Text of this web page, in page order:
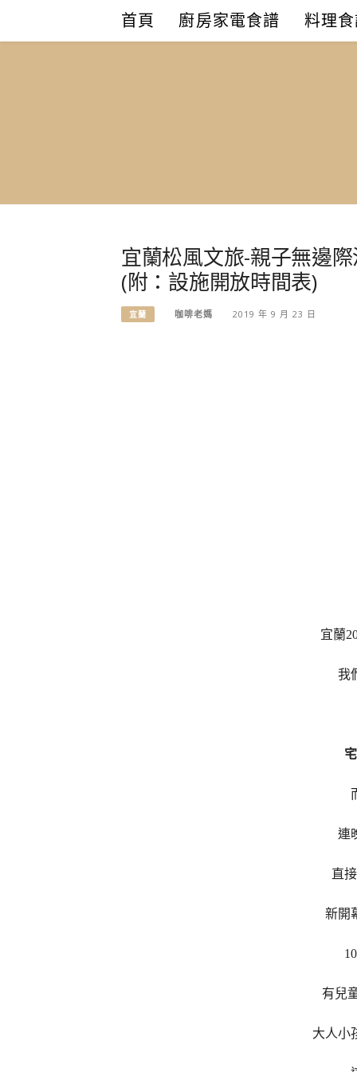
content
首頁 廚房家電食譜 料理
宜蘭松風文旅-親子無邊
(附：設施開放時間表)
宜蘭 咖啡老媽 2019 年 9 月 23 日
宜蘭
我
連
直
新開
有兒
大人小